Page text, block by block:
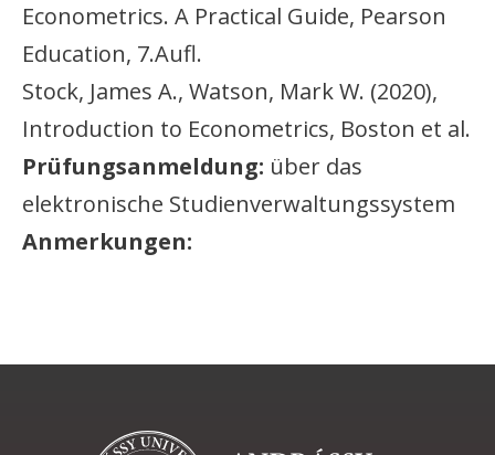
Econometrics. A Practical Guide, Pearson
Education, 7.Aufl.
Stock, James A., Watson, Mark W. (2020),
Introduction to Econometrics, Boston et al.
Prüfungsanmeldung: über das
elektronische Studienverwaltungssystem
Anmerkungen: